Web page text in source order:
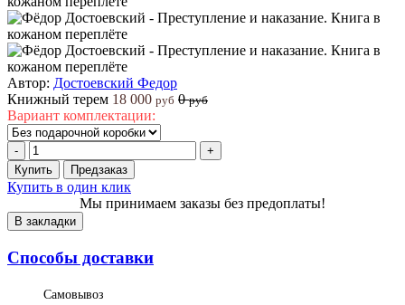
Автор: Достоевский Федор
Книжный терем 18 000 руб 0 руб
Вариант комплектации:
-
+
Купить
Предзаказ
Купить в один клик
Мы принимаем заказы без предоплаты!
В закладки
Способы доставки
Самовывоз